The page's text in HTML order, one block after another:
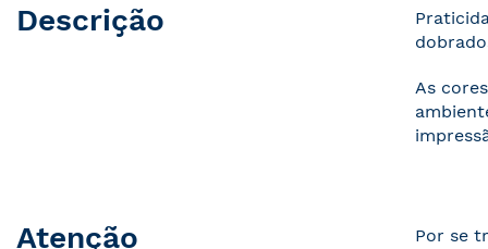
Descrição
As
Atenção
Por se